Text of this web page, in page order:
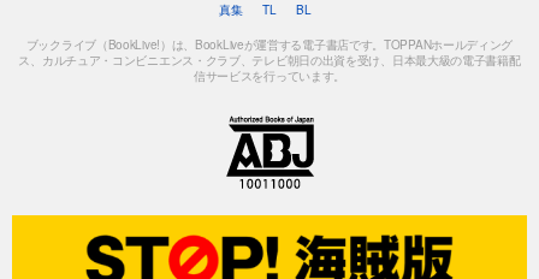
真集
TL BL
ブックライブ（BookLive!）は、BookLiveが運営する電子書店です。TOPPANホールディング
ス、カルチュア・コンビニエンス・クラブ、テレビ朝日の出資を受け、日本最大級の電子書籍配
信サービスを行っています。